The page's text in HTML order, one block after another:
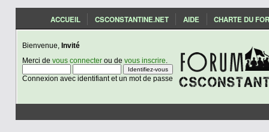
ACCUEIL CSCONSTANTINE.NET AIDE CHARTE DU
Bienvenue, Invité
Merci de vous connecterou de vous inscrire
Connexion avec identifiant et un mot de passe